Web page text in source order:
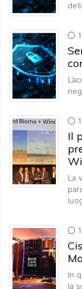
1
1
Il
La
1
In
la